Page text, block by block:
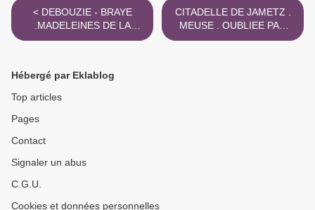
< DEBOUZIE - BRAYE
.MADELEINES DE LA
CLOCHE D ' OR . IMPOT
CITADELLE DE JAMETZ .
MEUSE . OUBLIEE PAR
ABBE CHOUX... >
Hébergé par Eklablog
Top articles
Pages
Contact
Signaler un abus
C.G.U.
Cookies et données personnelles